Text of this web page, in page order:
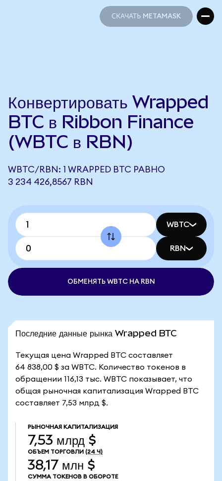
СКАЧАТЬ METAMASK
Конвертировать Wrapped
BTC в Ribbon Finance
(WBTC в RBN)
WBTC/RBN: 1 WRAPPED BTC РАВНО
3 234 426,8567 RBN
WBTC
RBN
ОБМЕНЯТЬ WBTC НА RBN
Последние данные рынка Wrapped BTC
Текущая цена Wrapped BTC составляет
64 838,00 $ за WBTC. Количество токенов в
обращении 116,13 тыс. WBTC показывает, что
общая рыночная капитализация Wrapped BTC
составляет 7,53 млрд $.
РЫНОЧНАЯ КАПИТАЛИЗАЦИЯ
7,53 млрд $
ОБЪЕМ ТОРГОВЛИ (24 Ч)
38,17 млн $
СУММА ТОКЕНОВ В ОБОРОТЕ